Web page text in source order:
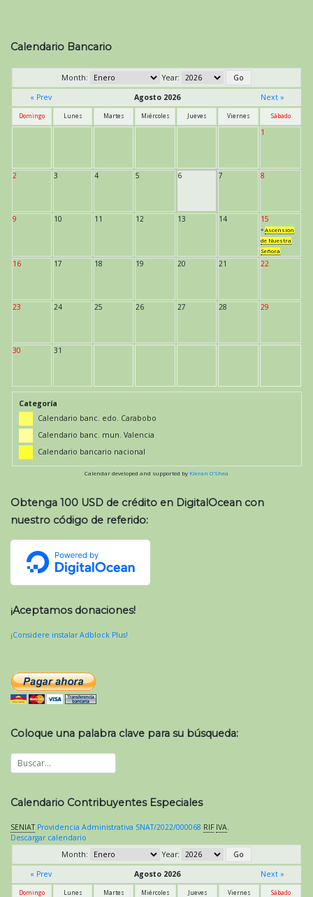
Calendario Bancario
Month:
Year:
« Prev
Agosto 2026 Next »
Domingo Lunes Martes Miércoles Jueves Viernes Sábado
1
2 3 4 5 6 7 8
9 10 11 12 13 14 15
* Ascensión
de Nuestra
Señora
16 17 18 19 20 21 22
23 24 25 26 27 28 29
30 31
Categoría
Calendario banc. edo. Carabobo
Calendario banc. mun. Valencia
Calendario bancario nacional
Calendar developed and supported by Kieran O'Shea
Obtenga 100 USD de crédito en DigitalOcean con
nuestro código de referido:
¡Aceptamos donaciones!
¡Considere instalar Adblock Plus!
Coloque una palabra clave para su búsqueda:
Calendario Contribuyentes Especiales
SENIAT Providencia Administrativa SNAT/2022/000068 RIF IVA.
Descargar calendario
Month:
Year:
« Prev
Agosto 2026 Next »
Domingo Lunes Martes Miércoles Jueves Viernes Sábado